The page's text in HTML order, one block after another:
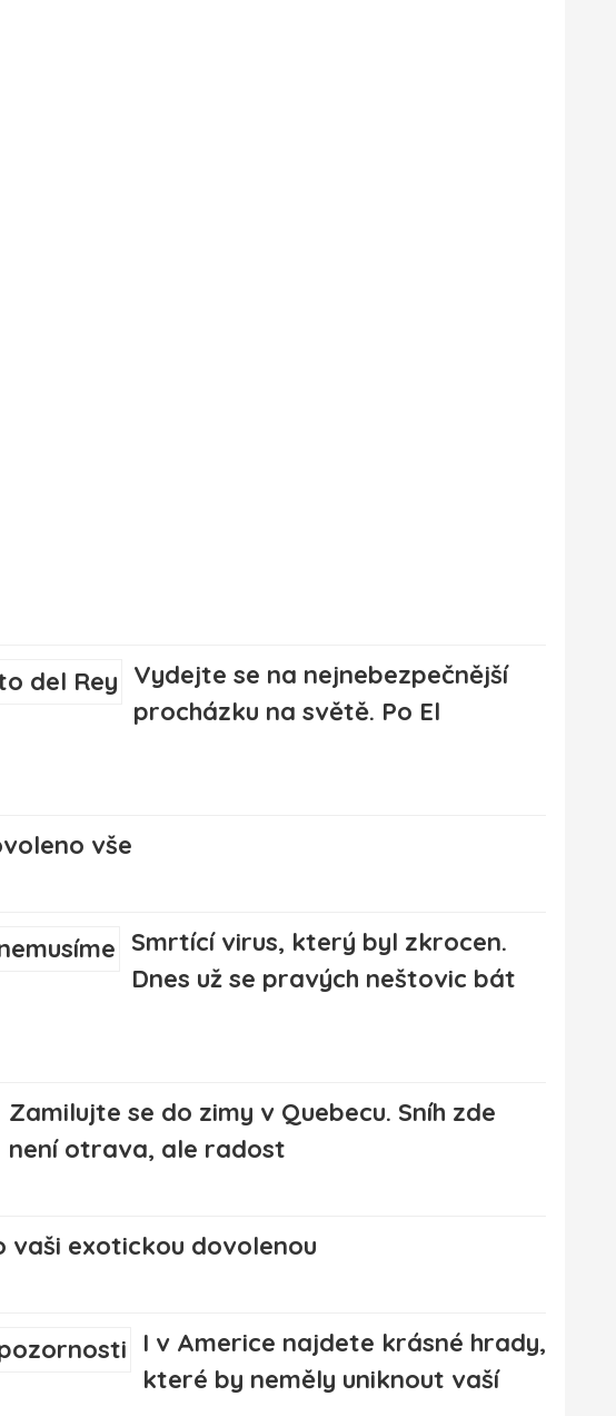
Vydejte se na nejnebezpečnější
procházku na světě. Po El
vše
Smrtící virus, který byl zkrocen.
Dnes už se pravých neštovic bát
Zamilujte se do zimy v Quebecu. Sníh zde
není otrava, ale radost
vaši exotickou dovolenou
I v Americe najdete krásné hrady,
které by neměly uniknout vaší